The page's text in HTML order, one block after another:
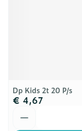
Dp Kids 2t 20 P/s
€ 4,67